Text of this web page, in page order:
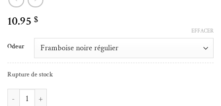
10.95 $
Odeur
EFFACER
Rupture de stock
quantité de Déodorant recharge Kali
Alternative: